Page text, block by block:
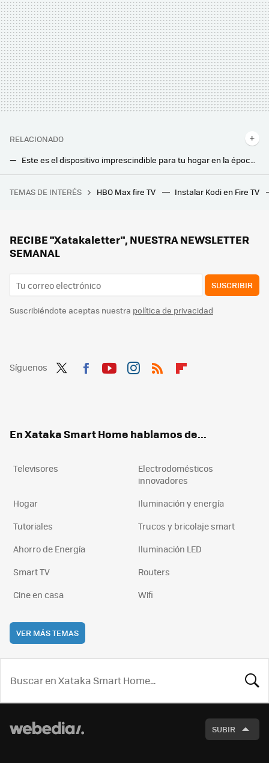
RELACIONADO
Este es el dispositivo imprescindible para tu hogar en la época de muda de tus mascotas
En pleno hundimiento de la natalidad, China ha tomado una decisión radical: suspender las adopciones extranjeras
TEMAS DE INTERÉS HBO Max fire TV Instalar Kodi en Fire TV
RECIBE "Xatakaletter", NUESTRA NEWSLETTER
SEMANAL
SUSCRIBIR
Suscribiéndote aceptas nuestra política de privacidad
Síguenos
En Xataka Smart Home hablamos de...
Televisores
Electrodomésticos
innovadores
Hogar
Iluminación y energía
Tutoriales
Trucos y bricolaje smart
Ahorro de Energía
Iluminación LED
Smart TV
Routers
Cine en casa
Wifi
VER MÁS TEMAS
SUBIR